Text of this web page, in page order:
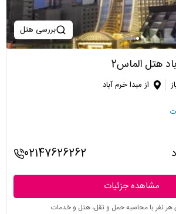
بررسی هتل
هتل الماس2
از مبدا خرم آباد
02147626262
مشاهده جزئیات
هر نفر با محاسبه حمل و نقل، هتل و خدمات